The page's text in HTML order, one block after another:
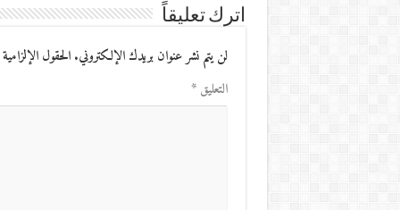
اترك تعليقاً
لن يتم نشر عنوان بريدك الإلكتروني. الحقول
التعليق*